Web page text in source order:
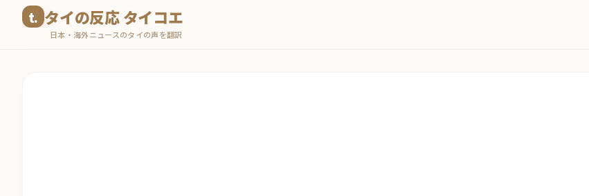
タイの反応 タイコエ
日本・海外ニュースのタイの声を翻訳